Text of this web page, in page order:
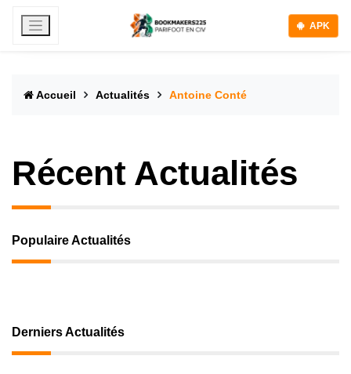
APK
Accueil Actualités Antoine Conté
Récent Actualités
Populaire Actualités
Derniers Actualités